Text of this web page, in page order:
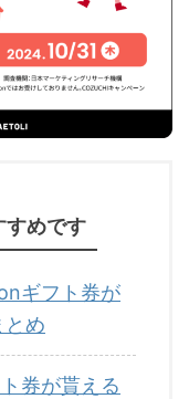
すめです
ギフト券が
とめ
券が貰える